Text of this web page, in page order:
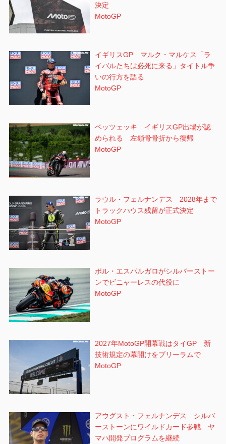
決定
MotoGP
イギリスGP マルク・マルケス「ラ
イバルたちは必死に来る」タイトル争
いの行方を語る
MotoGP
ベッツェッキ イギリスGP出場が認
められる 左鎖骨骨折から復帰
MotoGP
ラウル・フェルナンデス 2028年まで
トラックハウス残留が正式決定
MotoGP
ポル・エスパルガロがシルバーストー
ンでビニャーレスの代役に
MotoGP
2027年MotoGP開幕戦はタイGP 新
技術規定の幕開けをブリーラムで
MotoGP
アウグスト・フェルナンデス シルバ
ーストーンにワイルドカード参戦 ヤ
マハ開発プログラムを継続